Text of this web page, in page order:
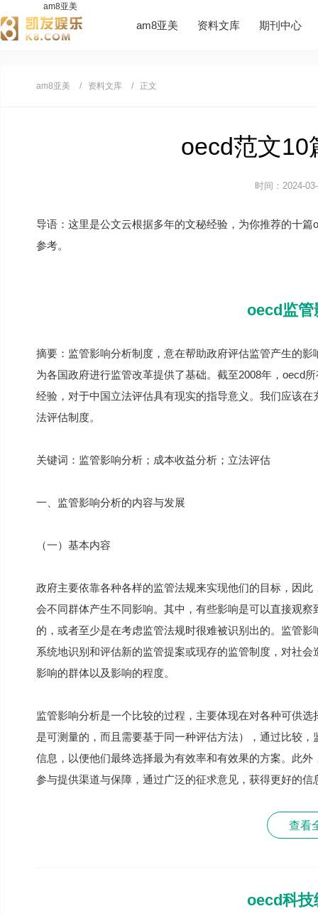
am8亚美
am8亚美 资料文库 期刊中心
am8亚美 资料文库 正文
oecd范文10
时间：2024-
导语：这里是公文云根据多年的文秘经验，为你推荐的十
参考。
oecd监管
摘要：监管影响分析制度，意在帮助政府评估监管产生的
为各国政府进行监管改革提供了基础。截至2008年，oecd
经验，对于中国立法评估具有现实的指导意义。我们应该
法评估制度。
关键词：监管影响分析；成本收益分析；立法评估
一、监管影响分析的内容与发展
（一）基本内容
政府主要依靠各种各样的监管法规来实现他们的目标，因
会不同群体产生不同影响。其中，有些影响是可以直接观
的，或者至少是在考虑监管法规时很难被识别出的。监管
系统地识别和评估新的监管提案或现存的监管制度，对社
影响的群体以及影响的程度。
监管影响分析是一个比较的过程，主要体现在对各种可供
是可测量的，而且需要基于同一种评估方法），通过比较
信息，以便他们最终选择最为有效率和有效果的方案。此
参与提供渠道与保障，通过广泛的征求意见，获得更好的
查看
oecd科技